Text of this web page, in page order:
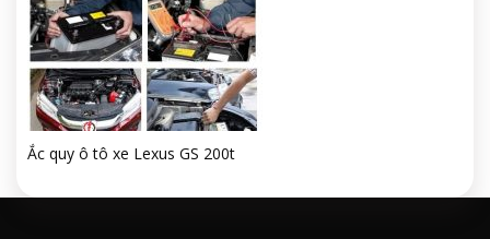
Ắc quy ô tô xe Lexus GS 200t